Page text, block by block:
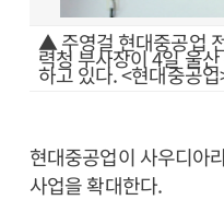
▲ 주영걸 현대중공업
력청 부사장이 4일 울
하고 있다. <현대중공
현대중공업이 사우디아
사업을 확대한다.